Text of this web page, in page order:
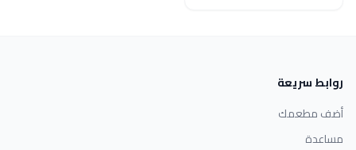
روابط سريعة
أضف مطعمك
مساعدة